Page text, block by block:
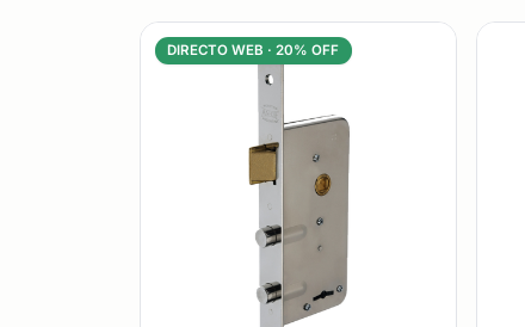
DIRECTO WEB ·20% OFF